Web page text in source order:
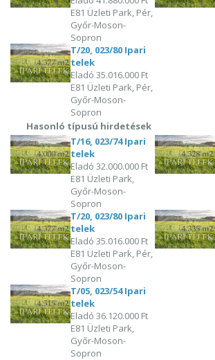
E81 Üzleti Park, Pér,
Győr-Moson-
Sopron
T/20, 023/80 Ipari
telek
Eladó35.016.000 Ft
E81 Üzleti Park, Pér,
Győr-Moson-
Sopron
Hasonló típusú hirdetések
T/16, 023/74 Ipari
telek
Eladó32.000.000 Ft
E81 Üzleti Park,
Győr-Moson-
Sopron
T/20, 023/80 Ipari
telek
Eladó35.016.000 Ft
E81 Üzleti Park, Pér,
Győr-Moson-
Sopron
T/05, 023/54 Ipari
telek
Eladó36.120.000 Ft
E81 Üzleti Park,
Győr-Moson-
Sopron